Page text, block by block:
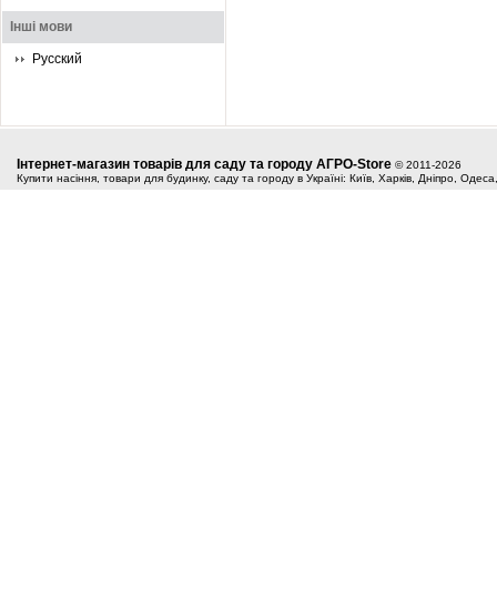
Інші мови
Русский
Інтернет-магазин товарів для саду та городу АГРО-Store © 2011-2026
Купити насіння, товари для будинку, саду та городу в Україні: Київ, Харків, Дніпро,